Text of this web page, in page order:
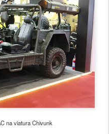
na viatura Chivunk